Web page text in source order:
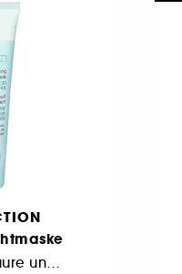
mit Polyglutaminsäure und Ceramiden